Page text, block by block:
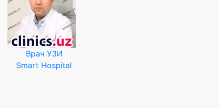
Врач УЗИ
Smart Hospital